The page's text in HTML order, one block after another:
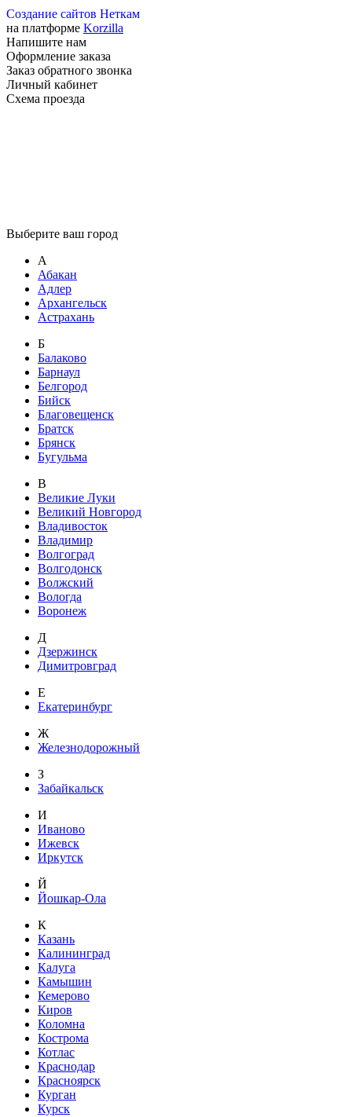
Создание сайтов Неткам
на платформе Korzilla
Напишите нам
Оформление заказа
Заказ обратного звонка
Личный кабинет
Схема проезда
Выберите ваш город
А
Абакан
Адлер
Архангельск
Астрахань
Б
Балаково
Барнаул
Белгород
Бийск
Благовещенск
Братск
Брянск
Бугульма
В
Великие Луки
Великий Новгород
Владивосток
Владимир
Волгоград
Волгодонск
Волжский
Вологда
Воронеж
Д
Дзержинск
Димитровград
Е
Екатеринбург
Ж
Железнодорожный
З
Забайкальск
И
Иваново
Ижевск
Иркутск
Й
Йошкар-Ола
К
Казань
Калининград
Калуга
Камышин
Кемерово
Киров
Коломна
Кострома
Котлас
Краснодар
Красноярск
Курган
Курск